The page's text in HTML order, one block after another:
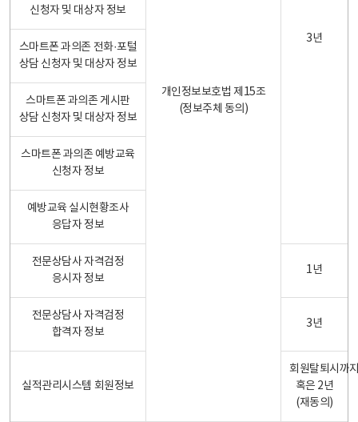
개인정보보호법 제15조
(정보주체 동의)
3년
신청자 및 대상자 정보
스마트폰 과의존 전화·포털
상담 신청자 및 대상자 정보
스마트폰 과의존 게시판
상담 신청자 및 대상자 정보
스마트폰 과의존 예방교육
신청자 정보
예방교육 실시현황조사
응답자 정보
전문상담사 자격검정
응시자 정보
1년
전문상담사 자격검정
합격자 정보
3년
실적관리시스템 회원정보
회원탈퇴시까
혹은 2년
(재동의)